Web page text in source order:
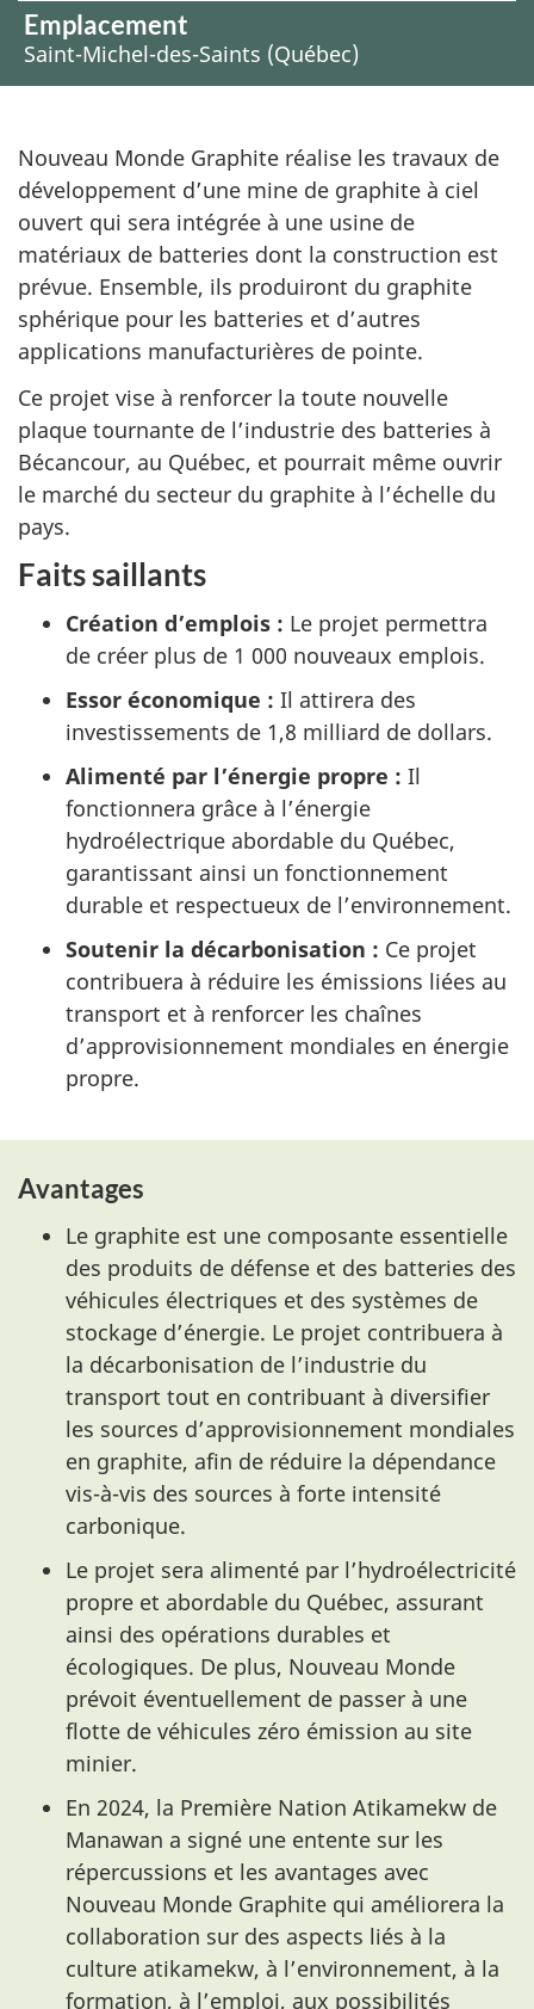
Emplacement
Saint-Michel-des-Saints (Québec)
D
e
s
c
r
i
p
t
i
Nouveau Monde Graphite réalise les travaux de
développement d’une mine de graphite à ciel
ouvert qui sera intégrée à une usine de
matériaux de batteries dont la construction est
prévue. Ensemble, ils produiront du graphite
sphérique pour les batteries et d’autres
applications manufacturières de pointe.
Ce projet vise à renforcer la toute nouvelle
plaque tournante de l’industrie des batteries à
Bécancour, au Québec, et pourrait même ouvrir
le marché du secteur du graphite à l’échelle du
pays.
Faits saillants
Création d’emplois : Le projet permettra
de créer plus de 1 000 nouveaux emplois.
Essor économique : Il attirera des
investissements de 1,8 milliard de dollars.
Alimenté par l’énergie propre : Il
fonctionnera grâce à l’énergie
hydroélectrique abordable du Québec,
garantissant ainsi un fonctionnement
durable et respectueux de l’environnement.
Soutenir la décarbonisation : Ce projet
contribuera à réduire les émissions liées au
transport et à renforcer les chaînes
d’approvisionnement mondiales en énergie
propre.
Avantages
Le graphite est une composante essentielle
des produits de défense et des batteries des
véhicules électriques et des systèmes de
stockage d’énergie. Le projet contribuera à
la décarbonisation de l’industrie du
transport tout en contribuant à diversifier
les sources d’approvisionnement mondiales
en graphite, afin de réduire la dépendance
vis-à-vis des sources à forte intensité
carbonique.
Le projet sera alimenté par l’hydroélectricité
propre et abordable du Québec, assurant
ainsi des opérations durables et
écologiques. De plus, Nouveau Monde
prévoit éventuellement de passer à une
flotte de véhicules zéro émission au site
minier.
En 2024, la Première Nation Atikamekw de
Manawan a signé une entente sur les
répercussions et les avantages avec
Nouveau Monde Graphite qui améliorera la
collaboration sur des aspects liés à la
culture atikamekw, à l’environnement, à la
formation, à l’emploi, aux possibilités